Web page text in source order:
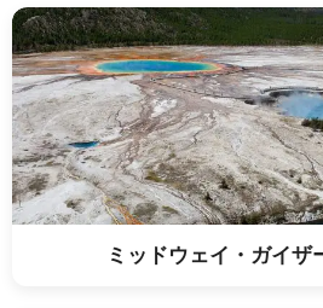
ミッドウェイ・ガイザ